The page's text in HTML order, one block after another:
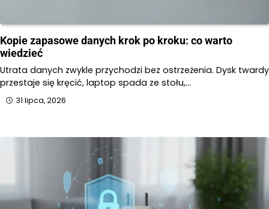
Kopie zapasowe danych krok po kroku: co warto
wiedzieć
Utrata danych zwykle przychodzi bez ostrzeżenia. Dysk twardy
przestaje się kręcić, laptop spada ze stołu,…
31 lipca, 2026